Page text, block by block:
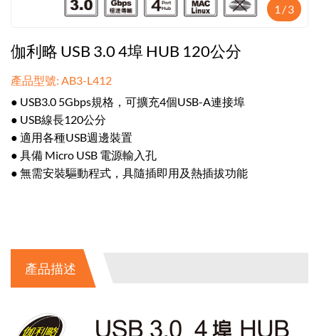
1 /3
伽利略 USB 3.0 4埠 HUB 120公分
產品型號: AB3-L412
● USB3.0 5Gbps規格，可擴充4個USB-A連接埠
● USB線長120公分
● 適用各種USB週邊裝置
● 具備 Micro USB 電源輸入孔
● 無需安裝驅動程式，具隨插即用及熱插拔功能
產品描述